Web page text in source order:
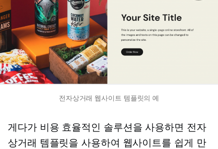
전자상거래 웹사이트 템플릿의 예
게다가 비용 효율적인 솔루션을 사용하면 전자
상거래 템플릿을 사용하여 웹사이트를 쉽게 만